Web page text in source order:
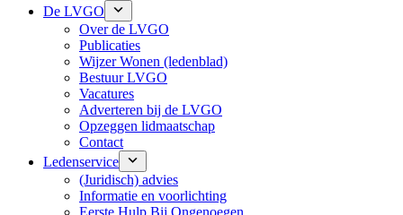
De LVGO
Over de LVGO
Publicaties
Wijzer Wonen (ledenblad)
Bestuur LVGO
Vacatures
Adverteren bij de LVGO
Opzeggen lidmaatschap
Contact
Ledenservice
(Juridisch) advies
Informatie en voorlichting
Eerste Hulp Bij Ongenoegen